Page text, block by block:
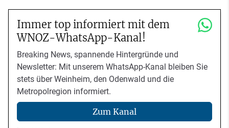
Immer top informiert mit dem
WNOZ-WhatsApp-Kanal!
Breaking News, spannende Hintergründe und
Newsletter: Mit unserem WhatsApp-Kanal bleiben Sie
stets über Weinheim, den Odenwald und die
Metropolregion informiert.
Zum Kanal